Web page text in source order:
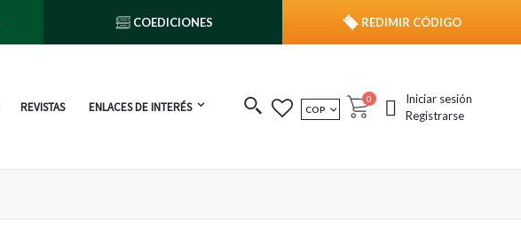
COEDICIONES REDIMIR CÓDIGO
REVISTAS ENLACES DE INTERÉS MONEDA
COP Cart
0 publicacionesIniciar sesión
Registrarse